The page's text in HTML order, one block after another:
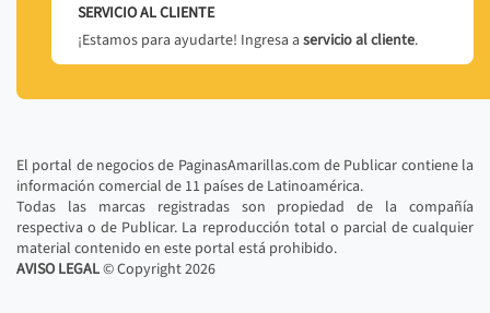
SERVICIO AL CLIENTE
¡Estamos para ayudarte! Ingresa a servicio al cliente.
El portal de negocios de PaginasAmarillas.com de Publicar contiene la
información comercial de 11 países de Latinoamérica.
Todas las marcas registradas son propiedad de la compañía
respectiva o de Publicar. La reproducción total o parcial de cualquier
material contenido en este portal está prohibido.
AVISO LEGAL© Copyright2026